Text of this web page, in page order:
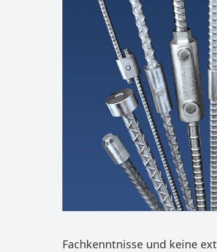
Fachkenntnisse und keine